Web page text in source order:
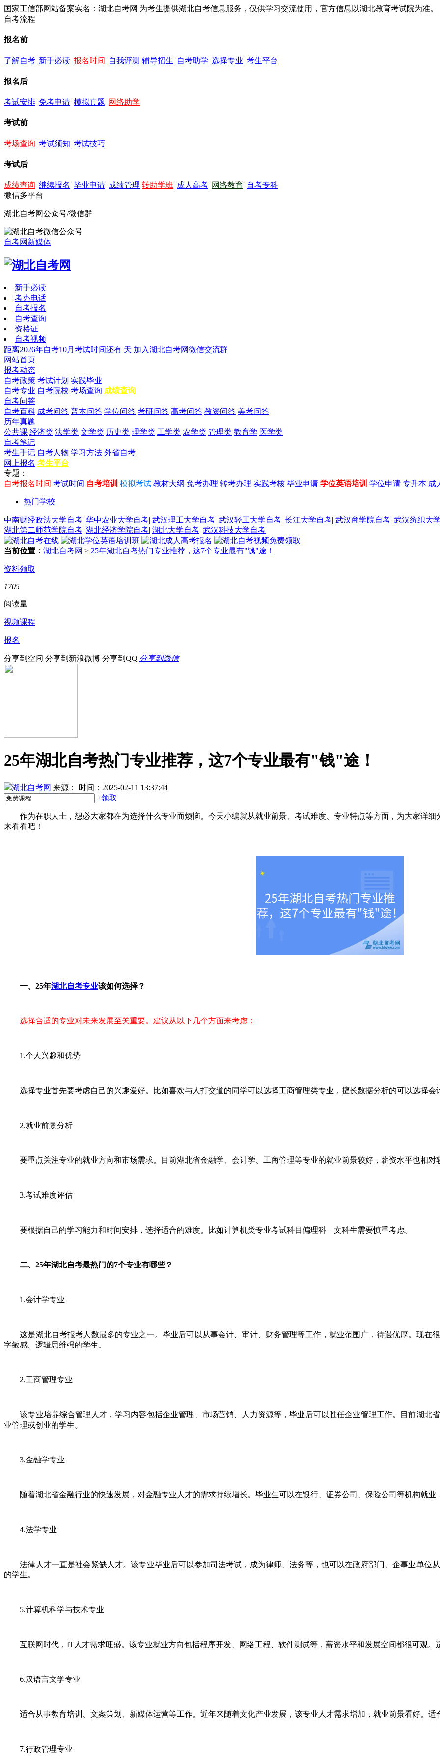
国家工信部网站备案实名：湖北自考网 为考生提供湖北自考信息服务，仅供学习交流使用，官方信息以湖北教育考试院为准。
自考流程
报名前
了解自考| 新手必读| 报名时间| 自我评测 辅导招生| 自考助学| 选择专业| 考生平台
报名后
考试安排| 免考申请| 模拟真题| 网络助学
考试前
考场查询| 考试须知| 考试技巧
考试后
成绩查询| 继续报名| 毕业申请| 成绩管理 转助学班| 成人高考| 网络教育| 自考专科
微信多平台
湖北自考网公众号/微信群
自考网新媒体
新手必读
考办电话
自考报名
自考查询
资格证
自考视频
距离2026年自考10月考试时间还有 天 加入湖北自考网微信交流群
网站首页
报考动态
自考政策 考试计划 实践毕业
自考专业 自考院校 考场查询 成绩查询
自考问答
自考百科 成考问答 普本问答 学位问答 考研问答 高考问答 教资问答 美考问答
历年真题
公共课 经济类 法学类 文学类 历史类 理学类 工学类 农学类 管理类 教育学 医学类
自考笔记
考生手记 自考人物 学习方法 外省自考
网上报名 考生平台
专题：
自考报名时间 考试时间 自考培训 模拟考试 教材大纲 免考办理 转考办理 实践考核 毕业申请 学位英语培训 学位申请 专升本 成
热门学校
中南财经政法大学自考| 华中农业大学自考| 武汉理工大学自考| 武汉轻工大学自考| 长江大学自考| 武汉商学院自考| 武汉纺织大
湖北第二师范学院自考| 湖北经济学院自考| 湖北大学自考| 武汉科技大学自考
当前位置： 湖北自考网 > 25年湖北自考热门专业推荐，这7个专业最有"钱"途！
资料领取
1705
阅读量
视频课程
报名
分享到空间 分享到新浪微博 分享到QQ 分享到微信
25年湖北自考热门专业推荐，这7个专业最有"钱"途！
湖北自考网 来源：
时间：2025-02-11 13:37:44
+领取
作为在职人士，想必大家都在为选择什么专业而烦恼。今天小编就从就业前景、考试难度、专业特点等方面，为大家详细
来看看吧！
一、25年湖北自考专业该如何选择？
选择合适的专业对未来发展至关重要。建议从以下几个方面来考虑：
1.个人兴趣和优势
选择专业首先要考虑自己的兴趣爱好。比如喜欢与人打交道的同学可以选择工商管理类专业，擅长数据分析的可以选择会
2.就业前景分析
要重点关注专业的就业方向和市场需求。目前湖北省金融学、会计学、工商管理等专业的就业前景较好，薪资水平也相对
3.考试难度评估
要根据自己的学习能力和时间安排，选择适合的难度。比如计算机类专业考试科目偏理科，文科生需要慎重考虑。
二、25年湖北自考最热门的7个专业有哪些？
1.会计学专业
这是湖北自考报考人数最多的专业之一。毕业后可以从事会计、审计、财务管理等工作，就业范围广，待遇优厚。现在
字敏感、逻辑思维强的学生。
2.工商管理专业
该专业培养综合管理人才，学习内容包括企业管理、市场营销、人力资源等，毕业后可以胜任企业管理工作。目前湖北
业管理或创业的学生。
3.金融学专业
随着湖北省金融行业的快速发展，对金融专业人才的需求持续增长。毕业生可以在银行、证券公司、保险公司等机构就业
4.法学专业
法律人才一直是社会紧缺人才。该专业毕业后可以参加司法考试，成为律师、法务等，也可以在政府部门、企事业单位
的学生。
5.计算机科学与技术专业
互联网时代，IT人才需求旺盛。该专业就业方向包括程序开发、网络工程、软件测试等，薪资水平和发展空间都很可观。
6.汉语言文学专业
适合从事教育培训、文案策划、新媒体运营等工作。近年来随着文化产业发展，该专业人才需求增加，就业前景看好。适
7.行政管理专业